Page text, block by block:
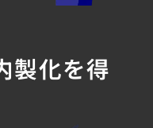
製化を得